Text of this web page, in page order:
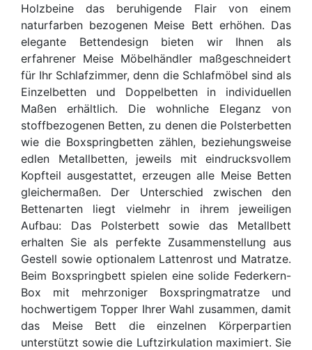
Holzbeine das beruhigende Flair von einem
naturfarben bezogenen Meise Bett erhöhen. Das
elegante Bettendesign bieten wir Ihnen als
erfahrener Meise Möbelhändler maßgeschneidert
für Ihr Schlafzimmer, denn die Schlafmöbel sind als
Einzelbetten und Doppelbetten in individuellen
Maßen erhältlich. Die wohnliche Eleganz von
stoffbezogenen Betten, zu denen die Polsterbetten
wie die Boxspringbetten zählen, beziehungsweise
edlen Metallbetten, jeweils mit eindrucksvollem
Kopfteil ausgestattet, erzeugen alle Meise Betten
gleichermaßen. Der Unterschied zwischen den
Bettenarten liegt vielmehr in ihrem jeweiligen
Aufbau: Das Polsterbett sowie das Metallbett
erhalten Sie als perfekte Zusammenstellung aus
Gestell sowie optionalem Lattenrost und Matratze.
Beim Boxspringbett spielen eine solide Federkern-
Box mit mehrzoniger Boxspringmatratze und
hochwertigem Topper Ihrer Wahl zusammen, damit
das Meise Bett die einzelnen Körperpartien
unterstützt sowie die Luftzirkulation maximiert. Sie